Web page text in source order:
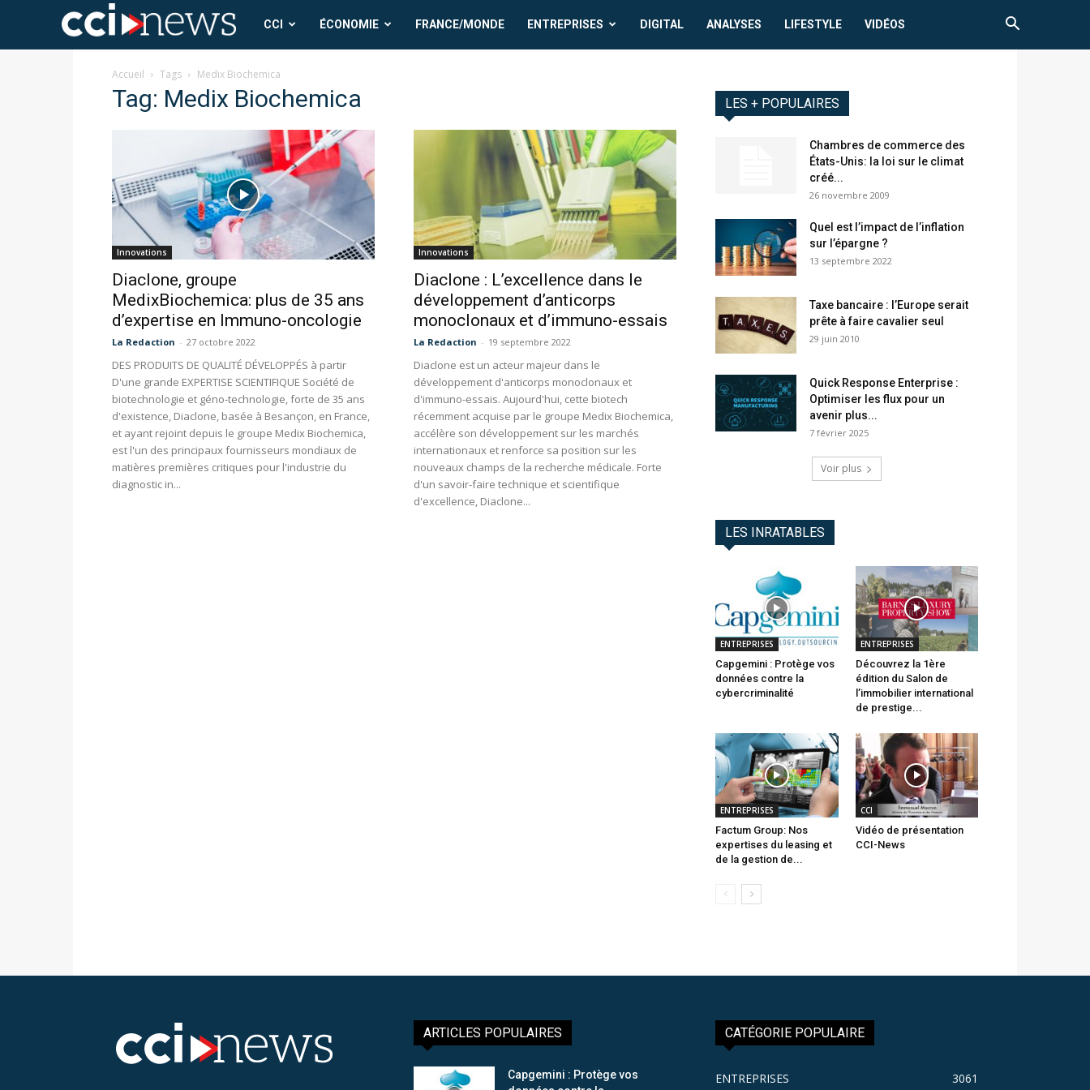
CCI
News
CCI ÉCONOMIE FRANCE/MONDE ENTREPRISES DIGITAL ANALYSES LIFESTYLE VIDÉOS
Accueil Tags Medix Biochemica
Tag: Medix Biochemica
Innovations
Diaclone, groupe
MedixBiochemica: plus de 35 ans
d’expertise en Immuno-oncologie
La Redaction - 27 octobre 2022
DES PRODUITS DE QUALITÉ DÉVELOPPÉS à partir
D'une grande EXPERTISE SCIENTIFIQUE Société de
biotechnologie et géno-technologie, forte de 35 ans
d'existence, Diaclone, basée à Besançon, en France,
et ayant rejoint depuis le groupe Medix Biochemica,
est l'un des principaux fournisseurs mondiaux de
matières premières critiques pour l'industrie du
diagnostic in...
Innovations
Diaclone : L’excellence dans le
développement d’anticorps
monoclonaux et d’immuno-essais
La Redaction - 19 septembre 2022
Diaclone est un acteur majeur dans le
développement d'anticorps monoclonaux et
d'immuno-essais. Aujourd'hui, cette biotech
récemment acquise par le groupe Medix Biochemica,
accélère son développement sur les marchés
internationaux et renforce sa position sur les
nouveaux champs de la recherche médicale. Forte
d'un savoir-faire technique et scientifique
d'excellence, Diaclone...
LES + POPULAIRES
Chambres de commerce des
États-Unis: la loi sur le climat
créé...
26 novembre 2009
Quel est l’impact de l’inflation
sur l’épargne ?
13 septembre 2022
Taxe bancaire : l’Europe serait
prête à faire cavalier seul
29 juin 2010
Quick Response Enterprise :
Optimiser les flux pour un
avenir plus...
7 février 2025
Voir plus
LES INRATABLES
ENTREPRISES
Capgemini : Protège vos
données contre la
cybercriminalité
ENTREPRISES
Découvrez la 1ère
édition du Salon de
l’immobilier international
de prestige...
ENTREPRISES
Factum Group: Nos
expertises du leasing et
de la gestion de...
CCI
Vidéo de présentation
CCI-News
ARTICLES POPULAIRES
Capgemini : Protège vos
CATÉGORIE POPULAIRE
ENTREPRISES 3061